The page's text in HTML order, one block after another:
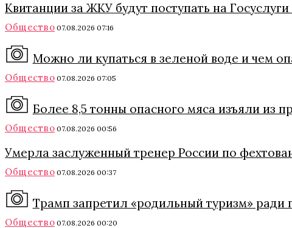
Квитанции за ЖКУ будут поступать на Госуслуги
Общество 07.08.2026 07:16
Можно ли купаться в зеленой воде и чем
Общество 07.08.2026 07:05
Более 8,5 тонны опасного мяса изъяли из
Общество 07.08.2026 00:56
Умерла заслуженный тренер России по
Общество 07.08.2026 00:37
Трамп запретил «родильный туризм»
Общество 07.08.2026 00:20